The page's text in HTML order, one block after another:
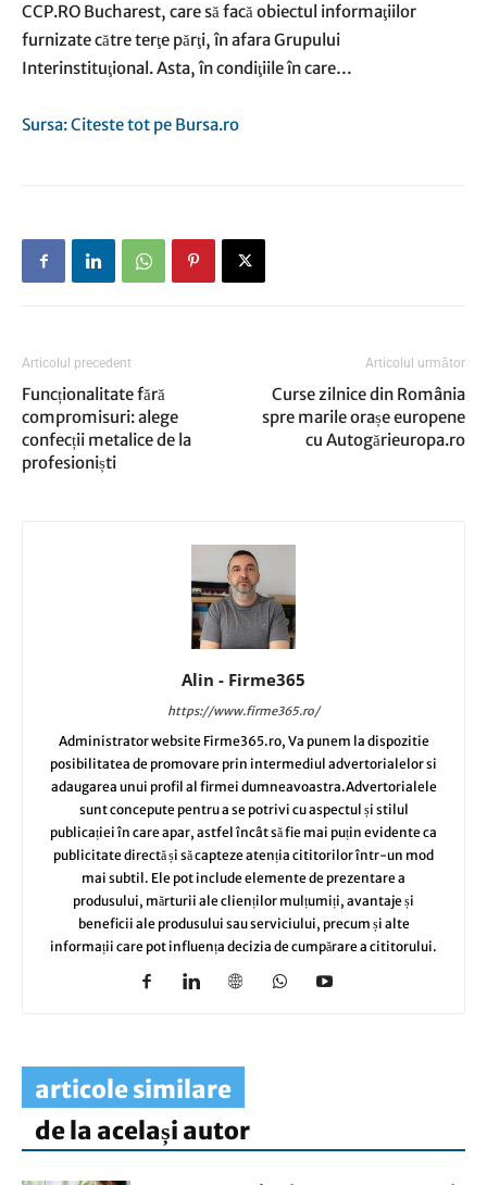
CCP.RO Bucharest, care să facă obiectul informaţiilor
furnizate către terţe părţi, în afara Grupului
Interinstituţional. Asta, în condiţiile în care…
Sursa: Citeste tot pe Bursa.ro
Articolul precedent
Funcționalitate fără
compromisuri: alege
confecții metalice de la
profesioniști
Articolul următor
Curse zilnice din România
spre marile orașe europene
cu Autogărieuropa.ro
Alin - Firme365
https://www.firme365.ro/
Administrator website Firme365.ro, Va punem la dispozitie
posibilitatea de promovare prin intermediul advertorialelor si
adaugarea unui profil al firmei dumneavoastra.Advertorialele
sunt concepute pentru a se potrivi cu aspectul și stilul
publicației în care apar, astfel încât să fie mai puțin evidente ca
publicitate directă și să capteze atenția cititorilor într-un mod
mai subtil. Ele pot include elemente de prezentare a
produsului, mărturii ale clienților mulțumiți, avantaje și
beneficii ale produsului sau serviciului, precum și alte
informații care pot influența decizia de cumpărare a cititorului.
articole similare
de la același autor